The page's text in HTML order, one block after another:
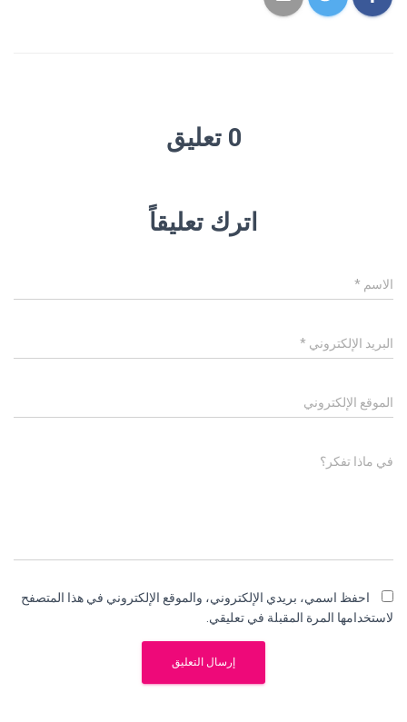
0 تعليق
اترك تعليقاً
الاسم *
البريد الإلكتروني *
الموقع الإلكتروني
في ماذا تفكر؟
احفظ اسمي، بريدي الإلكتروني، والموقع الإلكتروني في هذا المتصفح
لاستخدامها المرة المقبلة في تعليقي.